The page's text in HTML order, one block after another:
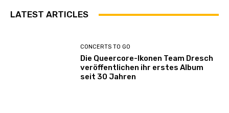
LATEST ARTICLES
CONCERTS TO GO
Die Queercore-Ikonen Team Dresch
veröffentlichen ihr erstes Album
seit 30 Jahren